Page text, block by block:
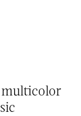
multicolor